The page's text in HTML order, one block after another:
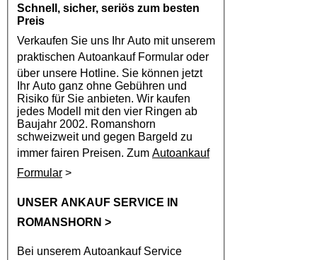
Schnell, sicher, seriös zum besten
Preis
Verkaufen Sie uns Ihr Auto mit unserem
praktischen AutoankaufFormular oder
über unsere Hotline. Sie können jetzt
Ihr Auto ganz ohne Gebühren und
Risiko für Sie anbieten. Wir kaufen
jedes Modell mit den vier Ringen ab
Baujahr 2002. Romanshorn
schweizweit und gegen Bargeld zu
immer fairen Preisen. Zum Autoankauf
Formular >
UNSER ANKAUF SERVICE IN
ROMANSHORN >
Bei unserem AutoankaufService